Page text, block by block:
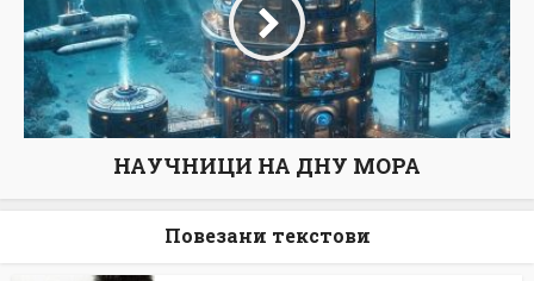
НАУЧНИЦИ НА ДНУ МОРА
Повезани текстови